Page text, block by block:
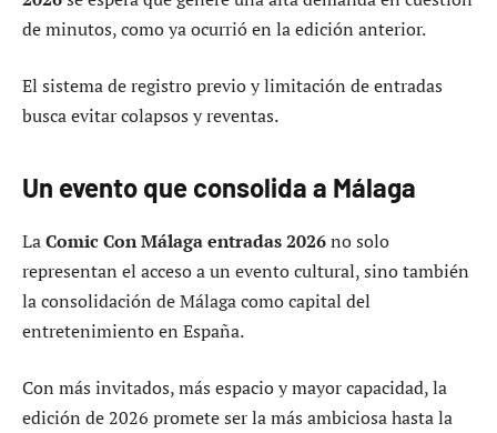
de minutos, como ya ocurrió en la edición anterior.
El sistema de registro previo y limitación de entradas
busca evitar colapsos y reventas.
Un evento que consolida a Málaga
LaComic Con Málaga entradas 2026no solo
representan el acceso a un evento cultural, sino también
la consolidación de Málaga como capital del
entretenimiento en España.
Con más invitados, más espacio y mayor capacidad, la
edición de 2026 promete ser la más ambiciosa hasta la